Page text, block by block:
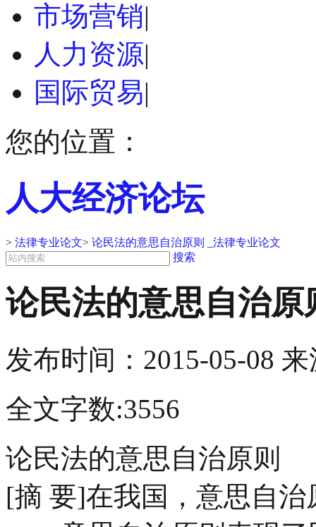
市场营销|
人力资源|
国际贸易|
您的位置：
人大经济论坛
> 法律专业论文> 论民法的意思自治原则 _法律专业论文
搜索
论民法的意思自治原
发布时间： 2015-05-08 来
全文字数:3556
论民法的意思自治原则
[摘 要]在我国，意思自